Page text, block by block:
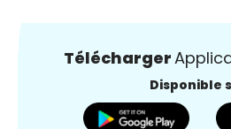
Télécharger
Disponible